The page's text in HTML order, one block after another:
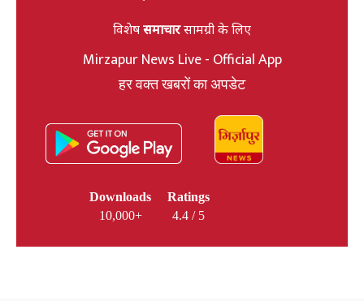
विशेषसमाचारसामग्री के लिए
Mirzapur News Live - Official App
हर वक्त खबरों का अपडेट
Downloads
10,000+
Ratings
4.4 / 5